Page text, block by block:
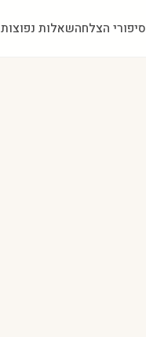
סיפורי הצלחהשאלות נפוצות